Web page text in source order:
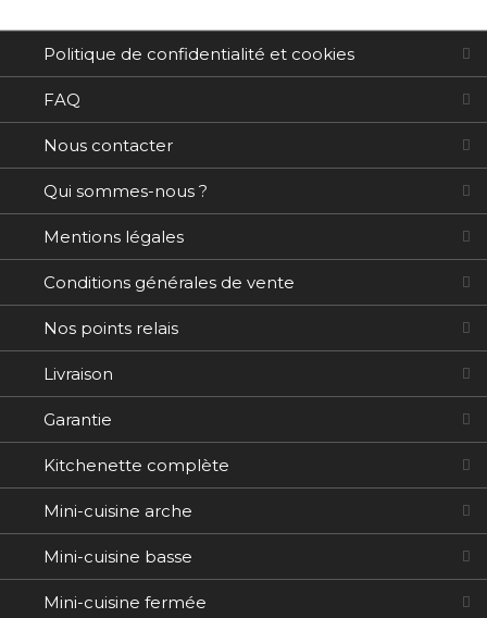
Politique de confidentialité et cookies
FAQ
Nous contacter
Qui sommes-nous ?
Mentions légales
Conditions générales de vente
Nos points relais
Livraison
Garantie
Kitchenette complète
Mini-cuisine arche
Mini-cuisine basse
Mini-cuisine fermée